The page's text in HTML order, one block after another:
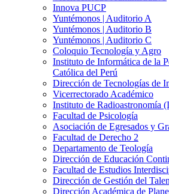
Innova PUCP
Yuntémonos | Auditorio A
Yuntémonos | Auditorio B
Yuntémonos | Auditorio C
Coloquio Tecnología y Agro
Instituto de Informática de la
Católica del Perú
Dirección de Tecnologías de
Vicerrectorado Académico
Instituto de Radioastronomía
Facultad de Psicología
Asociación de Egresados y
Facultad de Derecho 2
Departamento de Teología
Dirección de Educación
Facultad de Estudios
Dirección de Gestión del
Dirección Académica de